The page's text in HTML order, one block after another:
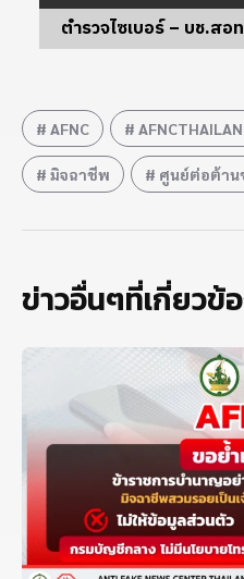
ตำรวจไซเบอร์ – บช.สอ
AFNC
มิจฉาชีพ ศูนย์ต่อต้าน
ข่าวอื่นๆที่เกี่ยวข้